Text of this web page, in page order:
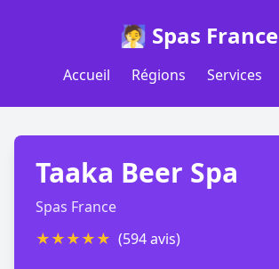
🧖 Spas France
Accueil Régions Services
Taaka Beer Spa
Spas France
★★★★★ (594 avis)